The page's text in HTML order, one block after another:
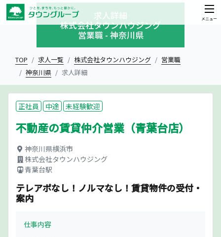
メニュー
求人詳細
株式会社タウンハウジング
営業職 - 神奈川県
TOP 求人一覧 株式会社タウンハウジング
営業職
神奈川県
求人詳細
正社員 中途 未経験歓迎
不動産の賃貸仲介営業（青葉台店）
神奈川県横浜市
株式会社タウンハウジング
青葉台駅
テレアポなし！ノルマなし！賃貸物件の受付・
案内
仕事内容